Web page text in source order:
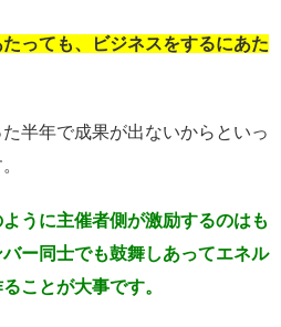
っても、
ビジネスをするにあた
半年で成果が出ないからといっ
うに主催者側が激励するのはも
ー同士でも鼓舞しあってエネル
ことが大事です。